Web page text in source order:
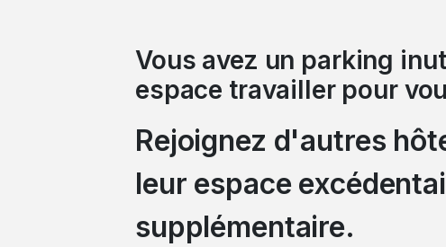
Vous avez un parking
espace travailler pour
Rejoignez d'autres
leur espace
supplémentaire.